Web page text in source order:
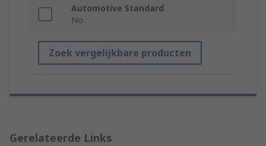
Automotive Standard
No
Zoek vergelijkbare producten
Gerelateerde Links